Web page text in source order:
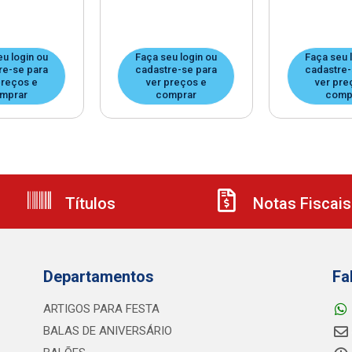
login ou
se para
e
Faça seu login ou
cadastre-se para
ver preços e
comprar
Faça seu
ver
Títulos Notas Fiscais
Departamentos
ARTIGOS PARA FESTA
BALAS DE ANIVERSÁRIO